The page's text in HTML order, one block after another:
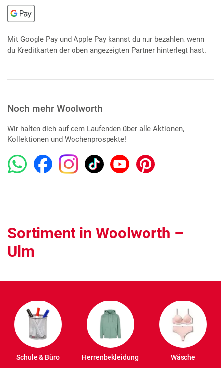
Mit Google Pay und Apple Pay kannst du nur bezahlen, wenn
du Kreditkarten der oben angezeigten Partner hinterlegt hast.
Noch mehr Woolworth
Wir halten dich auf dem Laufenden über alle Aktionen,
Kollektionen und Wochenprospekte!
Sortiment in Woolworth –
Ulm
Schule & Büro Herrenbekleidung Wäsche